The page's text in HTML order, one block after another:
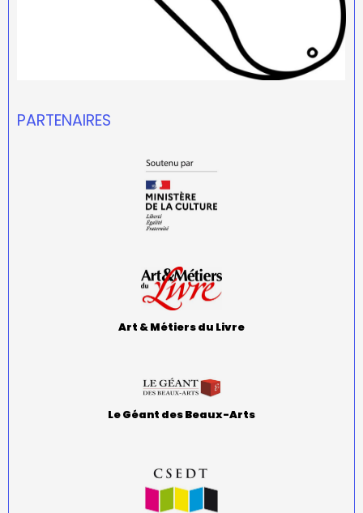
PARTENAIRES
Art & Métiers du Livre
Le Géant des Beaux-Arts